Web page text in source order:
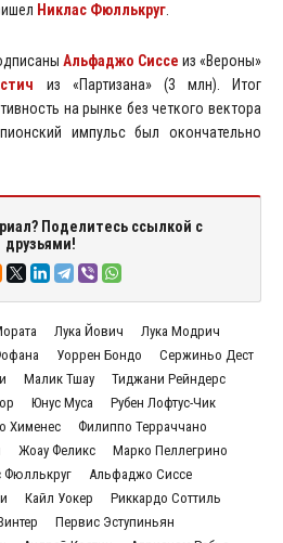
Никлас Фюллькруг.
Альфаджо Сиссе из «Вероны»
из «Партизана» (3 млн). Итог
на рынке без четкого вектора
импульс был окончательно
Поделитесь ссылкой с
друзьями!
Лука Йович
Лука Модрич
Уоррен Бондо
Сержиньо Дест
Малик Тшау
Тиджани Рейндерс
Юнус Муса
Рубен Лофтус-Чик
Хименес
Филиппо Терраччано
Жоау Феликс
Марко Пеллегрино
Фюллькруг
Альфаджо Сиссе
Кайл Уокер
Риккардо Соттиль
Первис Эступиньян